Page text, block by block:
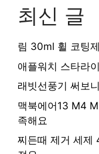
최신 글
림 30ml 휠 코팅
애플워치 스타라
래빗선풍기 써보
맥북에어13 M4
족해요
찌든때 제거 세제